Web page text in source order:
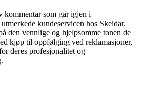
kommentar som går igjen i
kundeservicen hos Skeidar.
den vennlige og hjelpsomme tonen de
kjøp til oppfølging ved reklamasjoner,
deres profesjonalitet og